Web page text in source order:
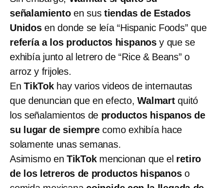
señalamientoen sus tiendas de Estados
Unidosen donde se leía “Hispanic Foods” que
refería a los productos hispanos y que se
exhibía junto al letrero de “Rice & Beans” o
arroz y frijoles.
En TikTokhay varios videos de internautas
que denuncian que en efecto,Walmartquitó
los señalamientos de productos hispanos de
su lugar de siempre como exhibía hace
solamente unas semanas.
Asimismo en TikTokmencionan que el retiro
de los letreros de productos hispanos o